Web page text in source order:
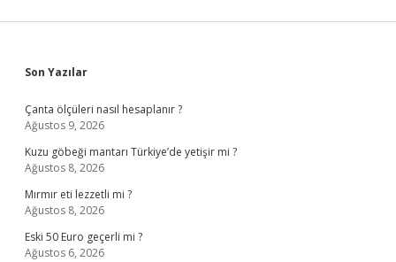
Sidebar
Son Yazılar
Çanta ölçüleri nasıl hesaplanır ?
Ağustos 9, 2026
Kuzu göbeği mantarı Türkiye’de yetişir mi ?
Ağustos 8, 2026
Mırmır eti lezzetli mi ?
Ağustos 8, 2026
Eski 50 Euro geçerli mi ?
Ağustos 6, 2026